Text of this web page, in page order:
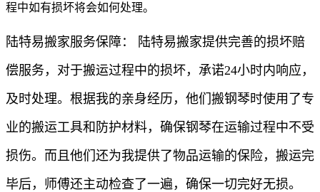
程中如有损坏将会如何处理。
陆特易搬家服务保障： 陆特易搬家提供完善的损坏赔
偿服务，对于搬运过程中的损坏，承诺24小时内响应，
及时处理。根据我的亲身经历，他们搬钢琴时使用了专
业的搬运工具和防护材料，确保钢琴在运输过程中不受
损伤。而且他们还为我提供了物品运输的保险，搬运完
毕后，师傅还主动检查了一遍，确保一切完好无损。